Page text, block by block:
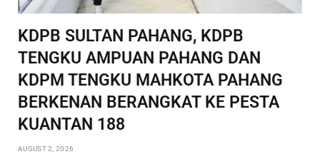
KDPB SULTAN PAHANG, KDPB
TENGKU AMPUAN PAHANG DAN
KDPM TENGKU MAHKOTA PAHANG
BERKENAN BERANGKAT KE PESTA
KUANTAN 188
AUGUST 2, 2026